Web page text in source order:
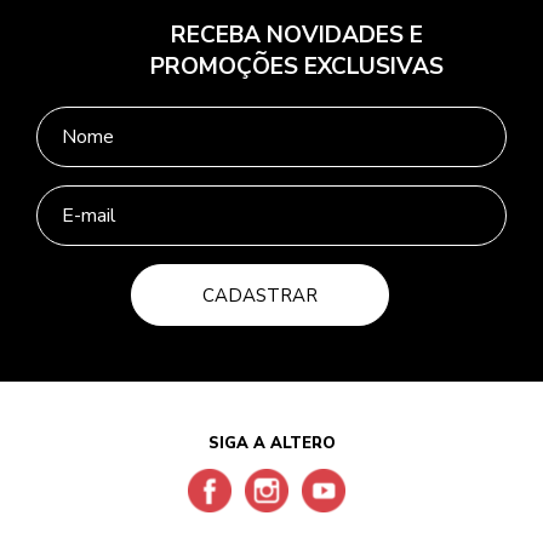
RECEBA NOVIDADES E
PROMOÇÕES EXCLUSIVAS
CADASTRAR
SIGA A ALTERO